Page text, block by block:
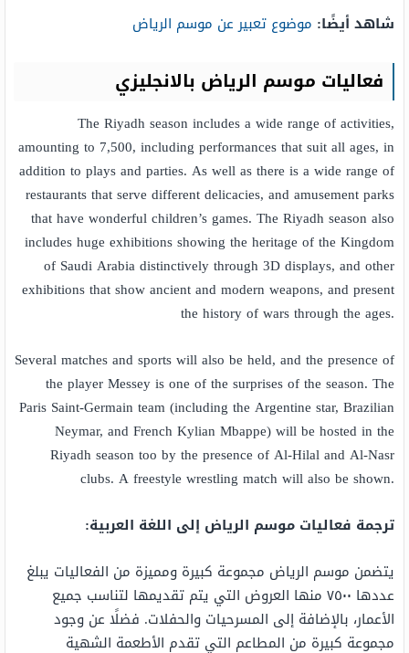
شاهد أيضًا: موضوع تعبير عن موسم الرياض
فعاليات موسم الرياض بالانجليزي
The Riyadh season includes a wide range of activities,
amounting to 7,500, including performances that suit all ages, in
addition to plays and parties. As well as there is a wide range of
restaurants that serve different delicacies, and amusement parks
that have wonderful children’s games. The Riyadh season also
includes huge exhibitions showing the heritage of the Kingdom
of Saudi Arabia distinctively through 3D displays, and other
exhibitions that show ancient and modern weapons, and present
the history of wars through the ages.
Several matches and sports will also be held, and the presence of
the player Messey is one of the surprises of the season. The
Paris Saint-Germain team (including the Argentine star, Brazilian
Neymar, and French Kylian Mbappe) will be hosted in the
Riyadh season too by the presence of Al-Hilal and Al-Nasr
clubs. A freestyle wrestling match will also be shown.
ترجمة فعاليات موسم الرياض إلى اللغة العربية:
يتضمن موسم الرياض مجموعة كبيرة ومميزة من الفعاليات يبلغ
عددها ٧٥٠٠ منها العروض التي يتم تقديمها لتناسب جميع
الأعمار، بالإضافة إلى المسرحيات والحفلات. فضلًا عن وجود
مجموعة كبيرة من المطاعم التي تقدم الأطعمة الشهية